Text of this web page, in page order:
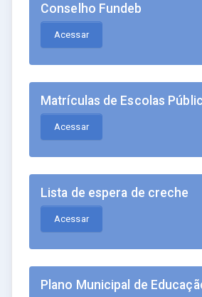
Conselho Fundeb
Acessar
Matrículas de Escolas
Acessar
Lista de espera de creche
Acessar
Plano Municipal de